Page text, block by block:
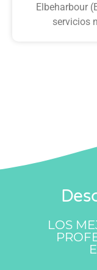
Elbeharbour
servicios
LOS